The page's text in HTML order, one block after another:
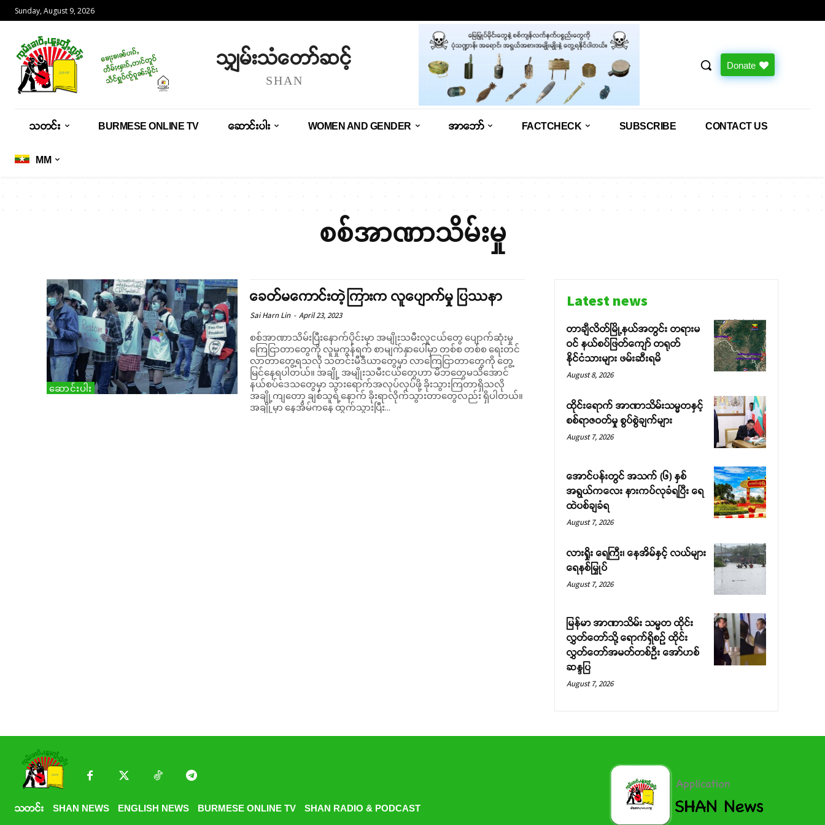
Sunday, August 9, 2026
သျှမ်းသံတော်ဆင့်
SHAN
Donate
သတင်း BURMESE ONLINE TV ဆောင်းပါး WOMEN AND GENDER အာဘော် FACTCHECK SUBSCRIBE CONTACT US
MM
စစ်အာဏာသိမ်းမှု
ဆောင်းပါး
ခေတ်မကောင်းတဲ့ကြားက လူပျောက်မှု ပြဿနာ
Sai Harn Lin - April 23, 2023
စစ်အာဏာသိမ်းပြီးနောက်ပိုင်းမှာ အမျိုးသမီးလူငယ်တွေ ပျောက်ဆုံးမှု
ကြေငြာတာတွေကို လူမှုကွန်ရက် စာမျက်နှာပေါ်မှာ တစ်စ တစ်စ ရေးတင်
လာတာတွေ့ရသလို သတင်းမီဒီယာတွေမှာ လာကြေငြာတာတွေကို တွေ့
မြင်နေရပါတယ်။ အချို့ အမျိုးသမီးငယ်တွေဟာ မိဘတွေမသိအောင်
နယ်စပ်ဒေသတွေမှာ သွားရောက်အလုပ်လုပ်ဖို့ ခိုးသွားကြတာရှိသလို
အချို့ကျတော့ ချစ်သူရဲ့နောက် ခိုးရာလိုက်သွားတာတွေလည်း ရှိပါတယ်။
အချို့မှာ နေအိမ်ကနေ ထွက်သွားပြီး...
Latest news
တာချီလိတ်မြို့နယ်အတွင်း တရားမ
ဝင် နယ်စပ်ဖြတ်ကျော် တရုတ်
နိုင်ငံသားများ ဖမ်းဆီးရမိ
August 8, 2026
ထိုင်းရောက် အာဏာသိမ်းသမ္မတနှင့်
စစ်ရာဇဝတ်မှု စွပ်စွဲချက်များ
August 7, 2026
အောင်ပန်းတွင် အသက် (၆) နှစ်
အရွယ်ကလေး နားကပ်လုခံရပြီး ရေ
ထဲပစ်ချခံရ
August 7, 2026
လားရှိုး ရေကြီး၊ နေအိမ်နှင့် လယ်များ
ရေနစ်မြှုပ်
August 7, 2026
မြန်မာ အာဏာသိမ်း သမ္မတ ထိုင်း
လွှတ်တော်သို့ ရောက်ရှိစဉ် ထိုင်း
လွှတ်တော်အမတ်တစ်ဦး အော်ဟစ်
ဆန္ဒပြ
August 7, 2026
သတင်း SHAN NEWS ENGLISH NEWS BURMESE ONLINE TV SHAN RADIO & PODCAST